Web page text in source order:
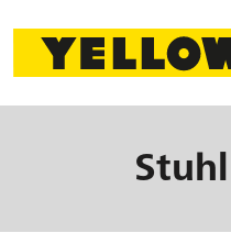
Stuhl